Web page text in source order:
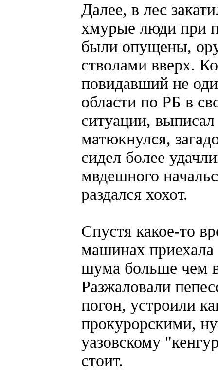
Далее, в лес
хмурые люди при
были опущены,
стволами вверх.
повидавший не
области по РБ в
ситуации,
матюкнулся,
сидел более
мвдешного
раздался хохот.
Спустя какое-то
машинах
шума больше чем
Разжаловали
погон, устроили
прокурорскими,
уазовскому
стоит.